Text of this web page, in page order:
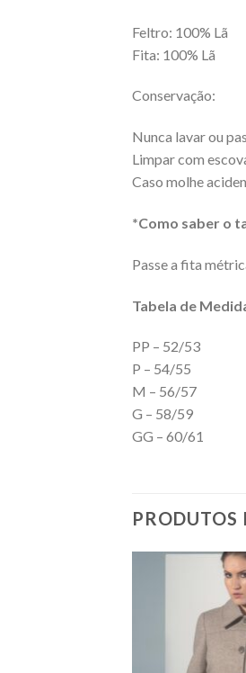
Feltro: 100% Lã
Fita: 100% Lã
Conservação:
Nunca lavar ou
Limpar com
Caso molhe
*Como saber o
Passe a fita
Tabela de
PP – 52/53
P – 54/55
M – 56/57
G – 58/59
GG – 60/61
PRODUTOS